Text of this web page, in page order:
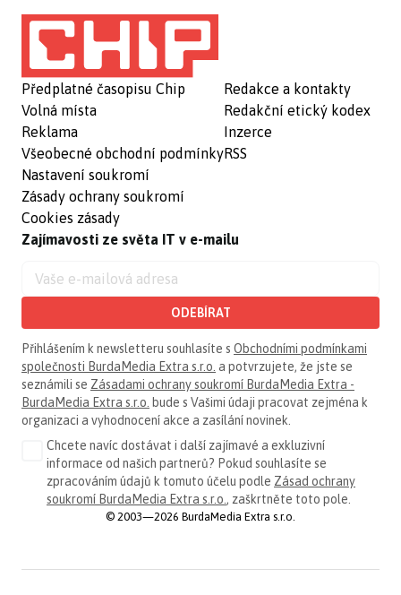
Předplatné časopisu Chip
Volná místa
Reklama
Všeobecné obchodní podmínky
Nastavení soukromí
Zásady ochrany soukromí
Cookies zásady
Redakce a kontakty
Redakční etický kodex
Inzerce
RSS
Zajímavosti ze světa IT v e-mailu
ODEBÍRAT
Přihlášením k newsletteru souhlasíte s Obchodními podmínkami
společnosti BurdaMedia Extra s.r.o. a potvrzujete, že jste se
seznámili se Zásadami ochrany soukromí BurdaMedia Extra -
BurdaMedia Extra s.r.o. bude s Vašimi údaji pracovat zejména k
organizaci a vyhodnocení akce a zasílání novinek.
Chcete navíc dostávat i další zajímavé a exkluzivní
informace od našich partnerů? Pokud souhlasíte se
zpracováním údajů k tomuto účelu podle Zásad ochrany
soukromí BurdaMedia Extra s.r.o. , zaškrtněte toto pole.
© 2003—2026 BurdaMedia Extra s.r.o.